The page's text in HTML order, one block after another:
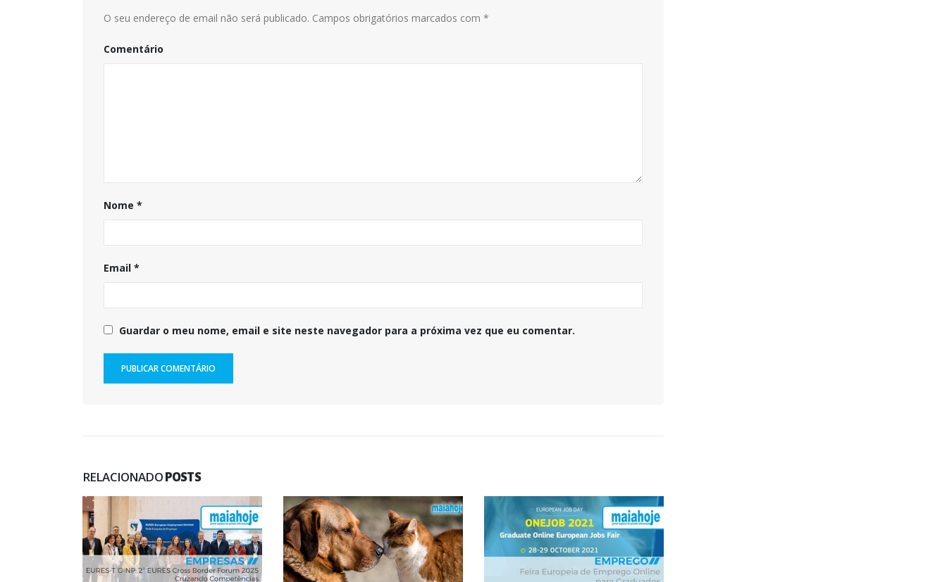
O seu endereço de email não será publicado. Campos obrigatórios marcados com *
Comentário
Nome *
Email *
Guardar o meu nome, email e site neste navegador para a próxima vez que eu comentar.
RELACIONADOPOSTS